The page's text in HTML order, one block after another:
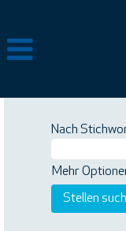
Nach
Mehr